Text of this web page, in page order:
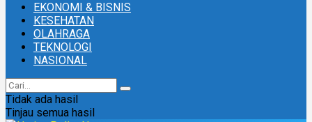
EKONOMI & BISNIS
KESEHATAN
OLAHRAGA
TEKNOLOGI
NASIONAL
Tidak ada hasil
Tinjau semua hasil